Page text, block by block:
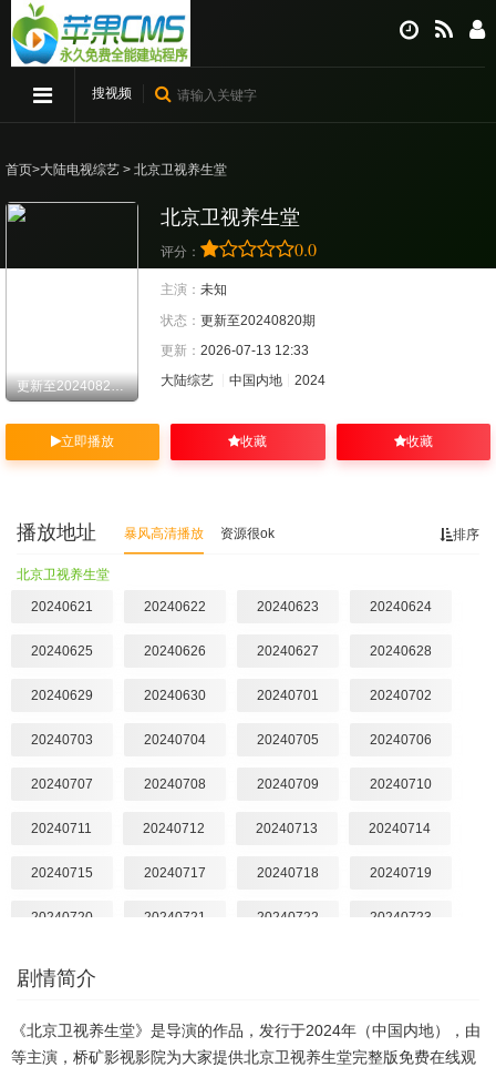
搜视频
首页>大陆电视综艺 > 北京卫视养生堂
更新至20240820期
北京卫视养生堂
评分： 0.0
主演： 未知
状态： 更新至20240820期
更新： 2026-07-13 12:33
大陆综艺
中国内地 2024
立即播放 收藏 收藏
排序
播放地址 暴风高清播放 资源很ok
北京卫视养生堂
20240621 20240622 20240623 20240624
20240625 20240626 20240627 20240628
20240629 20240630 20240701 20240702
20240703 20240704 20240705 20240706
20240707 20240708 20240709 20240710
20240711 20240712 20240713 20240714
20240715 20240717 20240718 20240719
20240720 20240721 20240722 20240723
20240801 20240802 20240803 20240804
剧情简介
《北京卫视养生堂》是导演的作品，发行于2024年（中国内地），由
等主演，桥矿影视影院为大家提供北京卫视养生堂完整版免费在线观